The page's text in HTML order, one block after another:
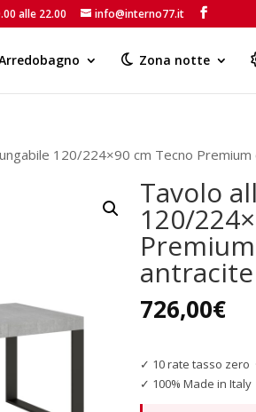
alle 22.00 info@interno77.it
Zona notte
120/224×90 cm Tecno
Tavolo
120/
antracite
726,00€
✓ 10 rate tasso zero
✓ 100% Made in Italy